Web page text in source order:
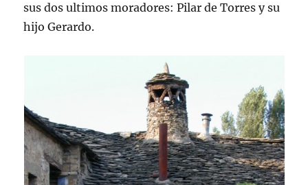
sus dos ultimos moradores: Pilar de Torres y su
hijo Gerardo.